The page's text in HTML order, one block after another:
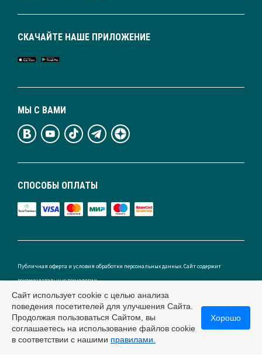
СПОСОБЫ ОПЛАТЫ
МЫ С ВАМИ
СКАЧАЙТЕ НАШЕ ПРИЛОЖЕНИЕ
Публичная оферта и условия обработки персональных данных. Сайт содержит
рекомендательные технологии.
Россия
Сайт использует cookie с целью анализа
поведения посетителей для улучшения Сайта.
Продолжая пользоваться Сайтом, вы
соглашаетесь на использование файлов cookie
в соответствии с нашими правилами.
Хорошо